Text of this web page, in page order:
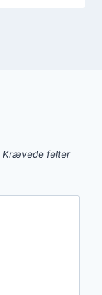
Krævede felter